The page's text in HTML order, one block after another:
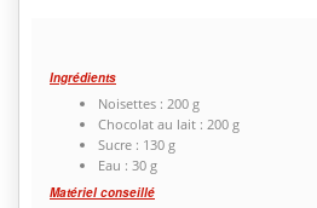
Ingrédients
Noisettes : 200 g
Chocolat au lait : 200 g
Sucre : 130 g
Eau : 30 g
Matériel conseillé